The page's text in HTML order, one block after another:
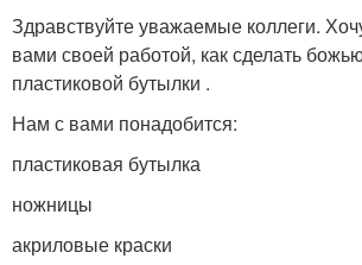
Здравствуйте уважаемые коллеги.
вами своей работой, как сделать
пластиковой бутылки .
Нам с вами понадобится:
пластиковая бутылка
ножницы
акриловые краски